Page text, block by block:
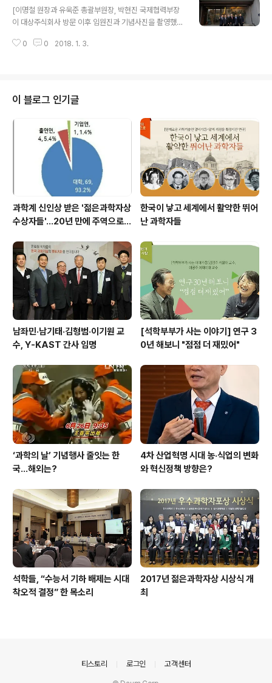
상 황지섭(한양대, 지도교수 이영백) ▲화학 대상 신광민(I
BS, 지도교수 장석복), 우수상 차원영(연세대, 지도교수 김
수상 박진성(KAIST, 지도교수 고규영) ▲지구과학 대상
[이명철 원장과 유욱준 총괄부원장, 박현진 국제협력부장
이 대상주식회사 방문 이후 임원진과 기념사진을 촬영했
들이 대상주식회사와 카길애그리퓨리나 등 우리 한림원을
하고 이후 지속적으로 후원중이며 2015년부터 윤정한 한
림대학교 교수, 서진교 서울대학교 교수, 유상렬 서울대학
교 교수 등이 수상자로 선정된 바 있다. 카길애그리퓨리나
또한 한림원과 공동으로 제정한 ‘카길한림생명과학상’에 3
년째 후원금을 전달하고 있다. 이 상은 농수임축산학분야
의 연구자를 대상으로 하며 최윤재 서울대학교 교수와 박
0 0 2018. 1. 3.
이 블로그 인기글
과학계 신인상 받은 '젊은과학자상
수상자들'…20년 만에 주역으로
한국이 낳고 세계에서 활약한 뛰어
난 과학자들
남좌민·남기태·김형범·이기원 교
수, Y-KAST 간사 임명
[석학부부가 사는 이야기] 연구 3
0년 해보니 "점점 더 재밌어"
‘과학의 날’ 기념행사 줄잇는 한
국…해외는?
4차 산업혁명 시대 농·식업의 변화
와 혁신정책 방향은?
석학들, “수능서 기하 배제는 시대
착오적 결정” 한 목소리
2017년 젊은과학자상 시상식 개
최
티스토리 로그인 고객센터